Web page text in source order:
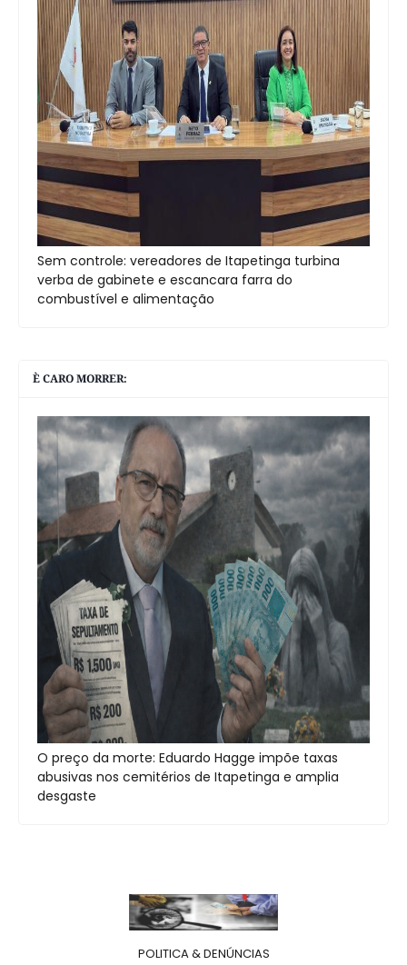
Sem controle: vereadores de Itapetinga turbina
verba de gabinete e escancara farra do
combustível e alimentação
È CARO MORRER:
O preço da morte: Eduardo Hagge impõe taxas
abusivas nos cemitérios de Itapetinga e amplia
desgaste
POLITICA & DENÚNCIAS